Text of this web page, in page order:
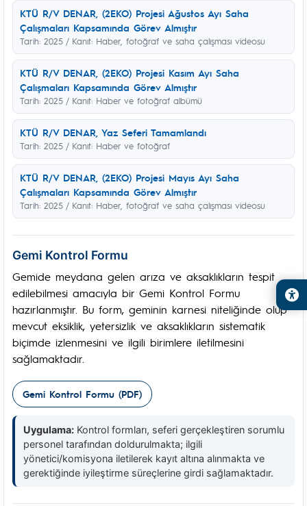
KTÜ R/V DENAR, (2EKO) Projesi Ağustos Ayı Saha
Çalışmaları Kapsamında Görev Almıştır
Tarih: 2025 / Kanıt: Haber, fotoğraf ve saha çalışması videosu
KTÜ R/V DENAR, (2EKO) Projesi Kasım Ayı Saha
Çalışmaları Kapsamında Görev Almıştır
Tarih: 2025 / Kanıt: Haber ve fotoğraf albümü
KTÜ R/V DENAR, Yaz Seferi Tamamlandı
Tarih: 2025 / Kanıt: Haber ve fotoğraf
KTÜ R/V DENAR, (2EKO) Projesi Mayıs Ayı Saha
Çalışmaları Kapsamında Görev Almıştır
Tarih: 2025 / Kanıt: Haber, fotoğraf ve saha çalışması videosu
Gemi Kontrol Formu
Gemide meydana gelen arıza ve aksaklıkların tespit
edilebilmesi amacıyla bir Gemi Kontrol Formu
hazırlanmıştır. Bu form, geminin karnesi niteliğinde olup
mevcut eksiklik, yetersizlik ve aksaklıkların sistematik
biçimde izlenmesini ve ilgili birimlere iletilmesini
sağlamaktadır.
Gemi Kontrol Formu (PDF)
Uygulama: Kontrol formları, seferi gerçekleştiren sorumlu
personel tarafından doldurulmakta; ilgili
yönetici/komisyona iletilerek kayıt altına alınmakta ve
gerektiğinde iyileştirme süreçlerine girdi sağlamaktadır.